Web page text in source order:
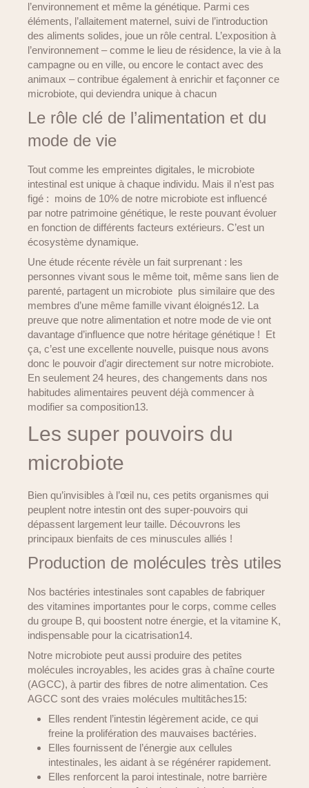
l’environnement et même la génétique. Parmi ces
éléments, l’allaitement maternel, suivi de l’introduction
des aliments solides, joue un rôle central. L’exposition à
l’environnement – comme le lieu de résidence, la vie à la
campagne ou en ville, ou encore le contact avec des
animaux – contribue également à enrichir et façonner ce
microbiote, qui deviendra unique à chacun
Le rôle clé de l’alimentation et du
mode de vie
Tout comme les empreintes digitales, le microbiote
intestinal est unique à chaque individu. Mais il n’est pas
figé : moins de 10% de notre microbiote est influencé
par notre patrimoine génétique, le reste pouvant évoluer
en fonction de différents facteurs extérieurs. C’est un
écosystème dynamique.
Une étude récente révèle un fait surprenant : les
personnes vivant sous le même toit, même sans lien de
parenté, partagent un microbiote plus similaire que des
membres d’une même famille vivant éloignés12. La
preuve que notre alimentation et notre mode de vie ont
davantage d’influence que notre héritage génétique ! Et
ça, c’est une excellente nouvelle, puisque nous avons
donc le pouvoir d’agir directement sur notre microbiote.
En seulement 24 heures, des changements dans nos
habitudes alimentaires peuvent déjà commencer à
modifier sa composition13.
Les super pouvoirs du
microbiote
Bien qu’invisibles à l’œil nu, ces petits organismes qui
peuplent notre intestin ont des super-pouvoirs qui
dépassent largement leur taille. Découvrons les
principaux bienfaits de ces minuscules alliés !
Production de molécules très utiles
Nos bactéries intestinales sont capables de fabriquer
des vitamines importantes pour le corps, comme celles
du groupe B, qui boostent notre énergie, et la vitamine K,
indispensable pour la cicatrisation14.
Notre microbiote peut aussi produire des petites
molécules incroyables, les acides gras à chaîne courte
(AGCC), à partir des fibres de notre alimentation. Ces
AGCC sont des vraies molécules multitâches15:
Elles rendent l’intestin légèrement acide, ce qui
freine la prolifération des mauvaises bactéries.
Elles fournissent de l’énergie aux cellules
intestinales, les aidant à se régénérer rapidement.
Elles renforcent la paroi intestinale, notre barrière